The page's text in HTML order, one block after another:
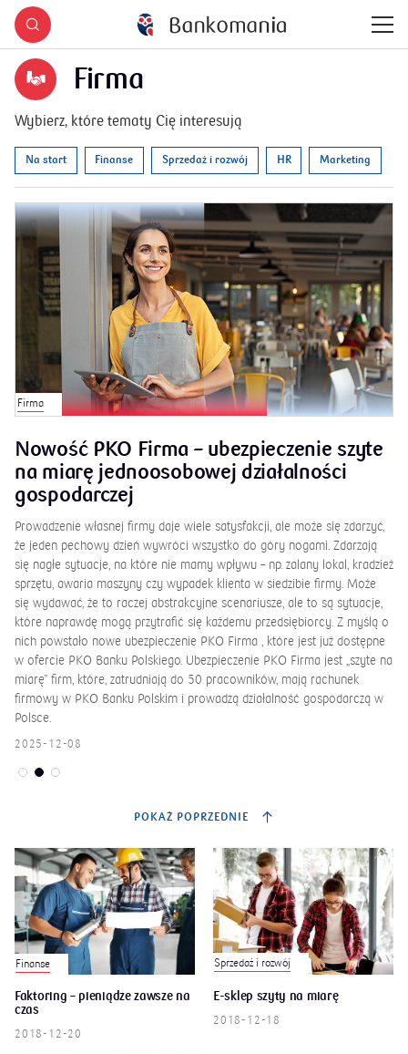
Firma
Wybierz, które tematy Cię interesują
Na start Finanse Sprzedaż i rozwój HR Marketing
Firma
Nowość PKO Firma – ubezpieczenie szyte
na miarę jednoosobowej działalności
gospodarczej
Prowadzenie własnej firmy daje wiele satysfakcji, ale może się zdarzyć,
że jeden pechowy dzień wywróci wszystko do góry nogami. Zdarzają
się nagłe sytuacje, na które nie mamy wpływu – np. zalany lokal, kradzież
sprzętu, awaria maszyny czy wypadek klienta w siedzibie firmy. Może
się wydawać, że to raczej abstrakcyjne scenariusze, ale to są sytuacje,
które naprawdę mogą przytrafić się każdemu przedsiębiorcy. Z myślą o
nich powstało nowe ubezpieczenie PKO Firma , które jest już dostępne
w ofercie PKO Banku Polskiego. Ubezpieczenie PKO Firma jest „szyte na
miarę” firm, które, zatrudniają do 50 pracowników, mają rachunek
firmowy w PKO Banku Polskim i prowadzą działalność gospodarczą w
Polsce.
2025-12-08
POKAŻ POPRZEDNIE
Finanse
Faktoring – pieniądze zawsze na
czas
2018-12-20
Sprzedaż i rozwój
E-sklep szyty na miarę
2018-12-18